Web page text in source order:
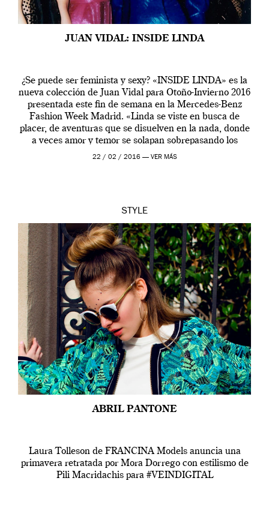
JUAN VIDAL: INSIDE LINDA
¿Se puede ser feminista y sexy? «INSIDE LINDA» es la
nueva colección de Juan Vidal para Otoño-Invierno 2016
presentada este fin de semana en la Mercedes-Benz
Fashion Week Madrid. «Linda se viste en busca de
placer, de aventuras que se disuelven en la nada, donde
a veces amor y temor se solapan sobrepasando los
límites […]
22 / 02 / 2016 — VER MÁS
STYLE
ABRIL PANTONE
Laura Tolleson de FRANCINA Models anuncia una
primavera retratada por Mora Dorrego con estilismo de
Pili Macridachis para #VEINDIGITAL